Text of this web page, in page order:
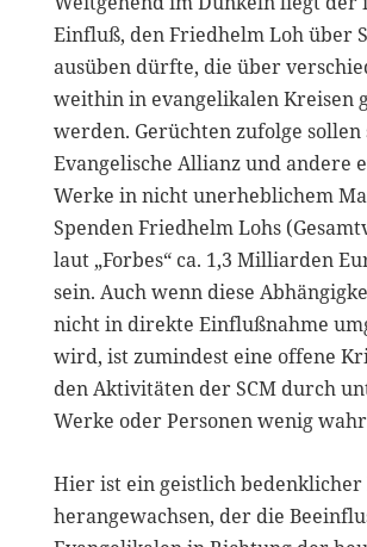
Einfluß, den Friedhelm Loh über
ausüben dürfte, die über
weithin in evangelikalen Kreisen
werden. Gerüchten zufolge sollen
Evangelische Allianz und andere
Werke in nicht unerheblichem
Spenden Friedhelm Lohs
laut „Forbes“ ca. 1,3 Milliarden
sein. Auch wenn diese
nicht in direkte Einflußnahme
wird, ist zumindest eine offene
den Aktivitäten der SCM durch
Werke oder Personen wenig
Hier ist ein geistlich
herangewachsen, der die